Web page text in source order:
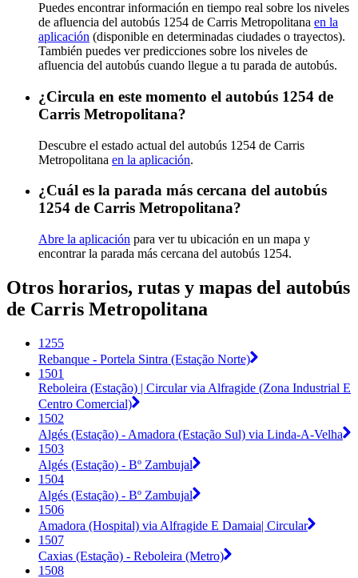
Puedes encontrar información en tiempo real sobre los niveles
de afluencia del autobús 1254 de Carris Metropolitana en la
aplicación (disponible en determinadas ciudades o trayectos).
También puedes ver predicciones sobre los niveles de
afluencia del autobús cuando llegue a tu parada de autobús.
¿Circula en este momento el autobús 1254 de
Carris Metropolitana?
Descubre el estado actual del autobús 1254 de Carris
Metropolitana en la aplicación.
¿Cuál es la parada más cercana del autobús
1254 de Carris Metropolitana?
Abre la aplicación para ver tu ubicación en un mapa y
encontrar la parada más cercana del autobús 1254.
Otros horarios, rutas y mapas del autobús
de Carris Metropolitana
1255
Rebanque - Portela Sintra (Estação Norte)
1501
Reboleira (Estação) | Circular via Alfragide (Zona Industrial E
Centro Comercial)
1502
Algés (Estação) - Amadora (Estação Sul) via Linda-A-Velha
1503
Algés (Estação) - Bº Zambujal
1504
Algés (Estação) - Bº Zambujal
1506
Amadora (Hospital) via Alfragide E Damaia| Circular
1507
Caxias (Estação) - Reboleira (Metro)
1508